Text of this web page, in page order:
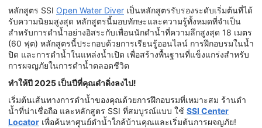
หลักสูตร SSI Open Water Diver เป็นหลักสูตรรับรองระดับเริ่มต้นที่ได้
รับความนิยมสูงสุด หลักสูตรนี้มอบทักษะและความรู้ทั้งหมดที่จำเป็น
สำหรับการดำน้ำอย่างอิสระกับเพื่อนนักดำน้ำที่ความลึกสูงสุด 18 เมตร
(60 ฟุต) หลักสูตรนี้ประกอบด้วยการเรียนรู้ออนไลน์ การฝึกอบรมในน้ำ
ปิด และการดำน้ำในแหล่งน้ำเปิด เพื่อสร้างพื้นฐานที่แข็งแกร่งสำหรับ
การผจญภัยในการดำน้ำตลอดชีวิต
ทำให้ปี 2025 เป็นปีที่คุณดำดิ่งลงไป!
เริ่มต้นเส้นทางการดำน้ำของคุณด้วยการฝึกอบรมที่เหมาะสม ร้านดำ
น้ำที่น่าเชื่อถือ และหลักสูตร SSI ที่สมบูรณ์แบบ ใช้ SSI Center
Locator เพื่อค้นหาศูนย์ดำน้ำใกล้บ้านคุณและเริ่มต้นการผจญภัย!